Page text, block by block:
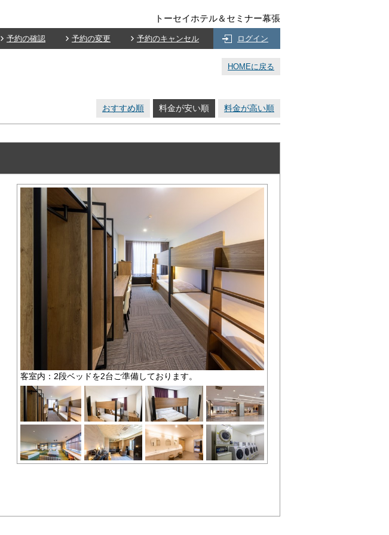
トーセイホテル＆セミナー幕張
予約の確認 予約の変更 予約のキャンセル ログイン
HOMEに戻る
おすすめ順 料金が安い順 料金が高い順
客室内：2段ベッドを2台ご準備しております。